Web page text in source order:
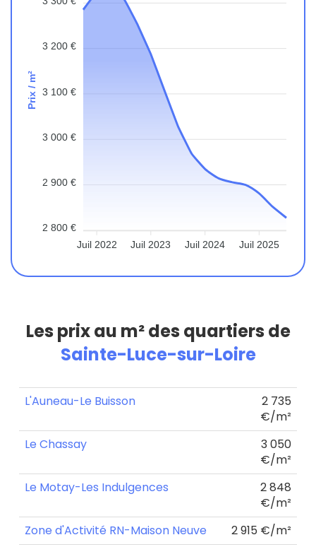
3 200 €
3 100 €
3 000 €
2 900 €
2 800 €
Prix / m²
Juil 2022 Juil 2023 Juil 2024 Juil 2025
Les prix au m² des quartiers de
Sainte-Luce-sur-Loire
L'Auneau-Le Buisson
2 735
€/m²
Le Chassay
3 050
€/m²
Le Motay-Les Indulgences
2 848
€/m²
Zone d'Activité RN-Maison Neuve
2 915 €/m²